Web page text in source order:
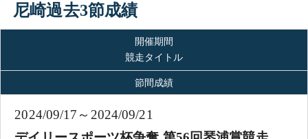
尼崎過去3節成績
開催期間
競走タイトル
節間成績
2024/09/17～2024/09/21